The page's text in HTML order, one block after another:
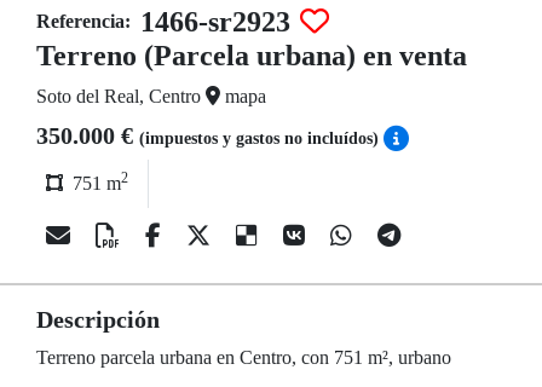
Referencia:
1466-sr2923
Terreno (Parcela urbana) en venta
Soto del Real, Centro mapa
350.000 € (impuestos y gastos no incluídos)
751 m2
Descripción
Terreno parcela urbana en Centro, con 751 m², urbano